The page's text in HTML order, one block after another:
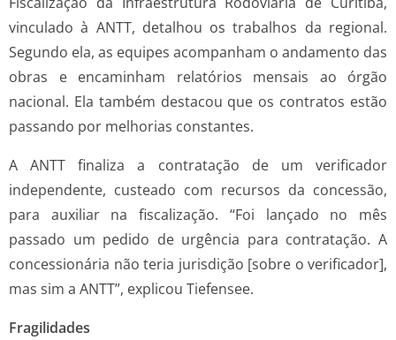
vinculado à ANTT, detalhou os trabalhos da regional.
Segundo ela, as equipes acompanham o andamento das
obras e encaminham relatórios mensais ao órgão
nacional. Ela também destacou que os contratos estão
passando por melhorias constantes.
A ANTT finaliza a contratação de um verificador
independente, custeado com recursos da concessão,
para auxiliar na fiscalização. “Foi lançado no mês
passado um pedido de urgência para contratação. A
concessionária não teria jurisdição [sobre o verificador],
mas sim a ANTT”, explicou Tiefensee.
Fragilidades